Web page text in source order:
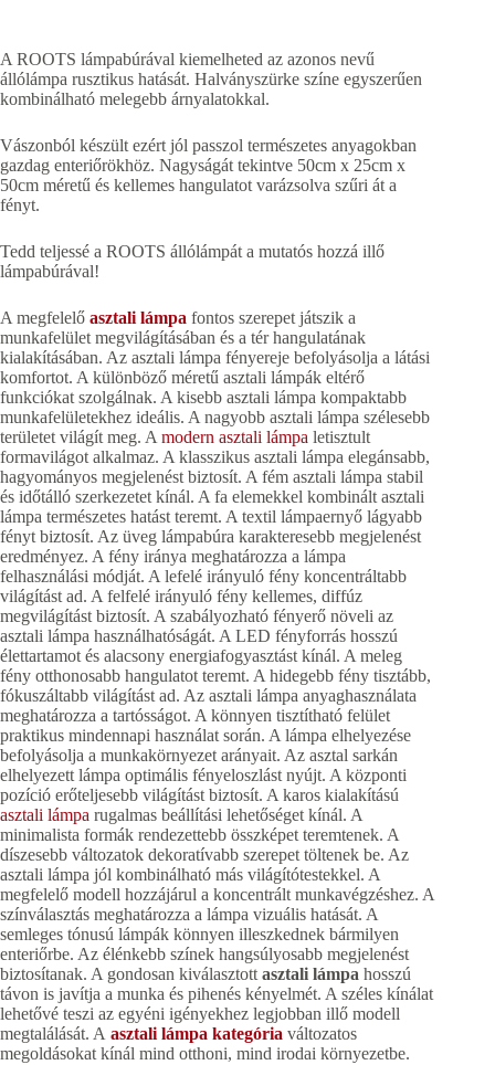
A ROOTS lámpabúrával kiemelheted az azonos nevű
állólámpa rusztikus hatását. Halványszürke színe egyszerűen
kombinálható melegebb árnyalatokkal.
Vászonból készült ezért jól passzol természetes anyagokban
gazdag enteriőrökhöz. Nagyságát tekintve 50cm x 25cm x
50cm méretű és kellemes hangulatot varázsolva szűri át a
fényt.
Tedd teljessé a ROOTS állólámpát a mutatós hozzá illő
lámpabúrával!
A megfelelő asztali lámpa fontos szerepet játszik a
munkafelület megvilágításában és a tér hangulatának
kialakításában. Az asztali lámpa fényereje befolyásolja a látási
komfortot. A különböző méretű asztali lámpák eltérő
funkciókat szolgálnak. A kisebb asztali lámpa kompaktabb
munkafelületekhez ideális. A nagyobb asztali lámpa szélesebb
területet világít meg. Amodern asztali lámpa letisztult
formavilágot alkalmaz. A klasszikus asztali lámpa elegánsabb,
hagyományos megjelenést biztosít. A fém asztali lámpa stabil
és időtálló szerkezetet kínál. A fa elemekkel kombinált asztali
lámpa természetes hatást teremt. A textil lámpaernyő lágyabb
fényt biztosít. Az üveg lámpabúra karakteresebb megjelenést
eredményez. A fény iránya meghatározza a lámpa
felhasználási módját. A lefelé irányuló fény koncentráltabb
világítást ad. A felfelé irányuló fény kellemes, diffúz
megvilágítást biztosít. A szabályozható fényerő növeli az
asztali lámpa használhatóságát. A LED fényforrás hosszú
élettartamot és alacsony energiafogyasztást kínál. A meleg
fény otthonosabb hangulatot teremt. A hidegebb fény tisztább,
fókuszáltabb világítást ad. Az asztali lámpa anyaghasználata
meghatározza a tartósságot. A könnyen tisztítható felület
praktikus mindennapi használat során. A lámpa elhelyezése
befolyásolja a munkakörnyezet arányait. Az asztal sarkán
elhelyezett lámpa optimális fényeloszlást nyújt. A központi
pozíció erőteljesebb világítást biztosít. A karos kialakítású
asztali lámpa rugalmas beállítási lehetőséget kínál. A
minimalista formák rendezettebb összképet teremtenek. A
díszesebb változatok dekoratívabb szerepet töltenek be. Az
asztali lámpa jól kombinálható más világítótestekkel. A
megfelelő modell hozzájárul a koncentrált munkavégzéshez. A
színválasztás meghatározza a lámpa vizuális hatását. A
semleges tónusú lámpák könnyen illeszkednek bármilyen
enteriőrbe. Az élénkebb színek hangsúlyosabb megjelenést
biztosítanak. A gondosan kiválasztottasztali lámpa hosszú
távon is javítja a munka és pihenés kényelmét. A széles kínálat
lehetővé teszi az egyéni igényekhez legjobban illő modell
megtalálását. A asztali lámpa kategória változatos
megoldásokat kínál mind otthoni, mind irodai környezetbe.